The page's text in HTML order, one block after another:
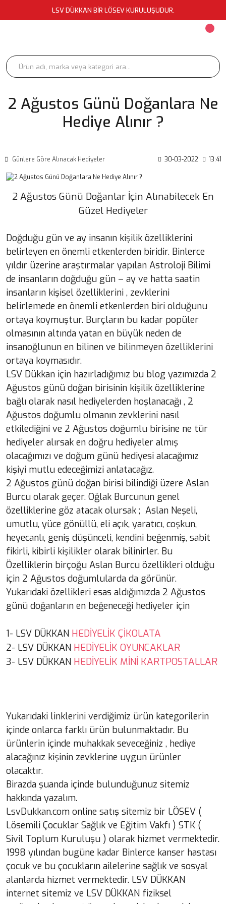
LSV DÜKKAN BİR LÖSEV KURULUŞUDUR.
2 Ağustos Günü Doğanlara Ne
Hediye Alınır ?
Günlere Göre Alınacak Hediyeler 30-03-2022 13:41
2 Ağustos Günü Doğanlar İçin Alınabilecek En
Güzel Hediyeler
Doğduğu gün ve ay insanın kişilik özelliklerini
belirleyen en önemli etkenlerden biridir. Binlerce
yıldır üzerine araştırmalar yapılan Astroloji Bilimi
de insanların doğduğu gün – ay ve hatta saatin
insanların kişisel özelliklerini , zevklerini
belirlemede en önemli etkenlerden biri olduğunu
ortaya koymuştur. Burçların bu kadar popüler
olmasının altında yatan en büyük neden de
insanoğlunun en bilinen ve bilinmeyen özelliklerini
ortaya koymasıdır.
LSV Dükkan için hazırladığımız bu blog yazımızda 2
Ağustos günü doğan birisinin kişilik özelliklerine
bağlı olarak nasıl hediyelerden hoşlanacağı , 2
Ağustos doğumlu olmanın zevklerini nasıl
etkilediğini ve 2 Ağustos doğumlu birisine ne tür
hediyeler alırsak en doğru hediyeler almış
olacağımızı ve doğum günü hediyesi alacağımız
kişiyi mutlu edeceğimizi anlatacağız.
2 Ağustos günü doğan birisi bilindiği üzere Aslan
Burcu olarak geçer. Oğlak Burcunun genel
özelliklerine göz atacak olursak ; Aslan Neşeli,
umutlu, yüce gönüllü, eli açık, yaratıcı, coşkun,
heyecanlı, geniş düşünceli, kendini beğenmiş, sabit
fikirli, kibirli kişilikler olarak bilinirler. Bu
Özelliklerin birçoğu Aslan Burcu özellikleri olduğu
için 2 Ağustos doğumlularda da görünür.
Yukarıdaki özellikleri esas aldığımızda 2 Ağustos
günü doğanların en beğeneceği hediyeler için
1- LSV DÜKKAN HEDİYELİK ÇİKOLATA
2- LSV DÜKKAN HEDİYELİK OYUNCAKLAR
3- LSV DÜKKAN HEDİYELİK MİNİ KARTPOSTALLAR
Yukarıdaki linklerini verdiğimiz ürün kategorilerin
içinde onlarca farklı ürün bulunmaktadır. Bu
ürünlerin içinde muhakkak seveceğiniz , hediye
alacağınız kişinin zevklerine uygun ürünler
olacaktır.
Birazda şuanda içinde bulunduğunuz sitemiz
hakkında yazalım.
LsvDukkan.com online satış sitemiz bir LÖSEV (
Lösemili Çocuklar Sağlık ve Eğitim Vakfı ) STK (
Sivil Toplum Kuruluşu ) olarak hizmet vermektedir.
1998 yılından bugüne kadar Binlerce kanser hastası
çocuk ve bu çocukların ailelerine sağlık ve sosyal
alanlarda hizmet vermektedir. LSV DÜKKAN
internet sitemiz ve LSV DÜKKAN fiziksel